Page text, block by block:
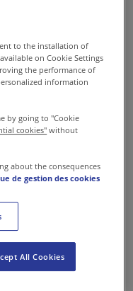
Positive et
l’autorité
avec
de
to the installation of
on Cookie Settings
the performance of
information
by going to "Cookie
cookies" without
about the consequences
de gestion des cookies
All Cookies